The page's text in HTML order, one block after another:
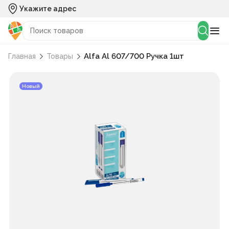
Укажите адрес
Главная Товары Alfa Al 607/700 Ручка 1шт
Новый